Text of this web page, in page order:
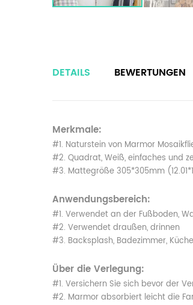
DETAILS
Merkmale:
#1. Naturstein von Marmor
#2. Quadrat, Weiß, einfaches und
#3. Mattegröße 305*305mm
Anwendungsbereich:
#1. Verwendet an der Fußboden,
#2. Verwendet draußen, drinnen
#3. Backsplash, Badezimmer,
Über die Verlegung:
#1. Versichern Sie sich bevor der
#2. Marmor absorbiert leicht die
BEWERTUNGEN